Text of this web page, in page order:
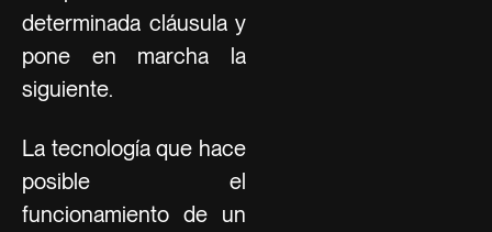
determinada cláusula y
pone en marcha la
siguiente.
La tecnología que hace
posible el
funcionamiento de un